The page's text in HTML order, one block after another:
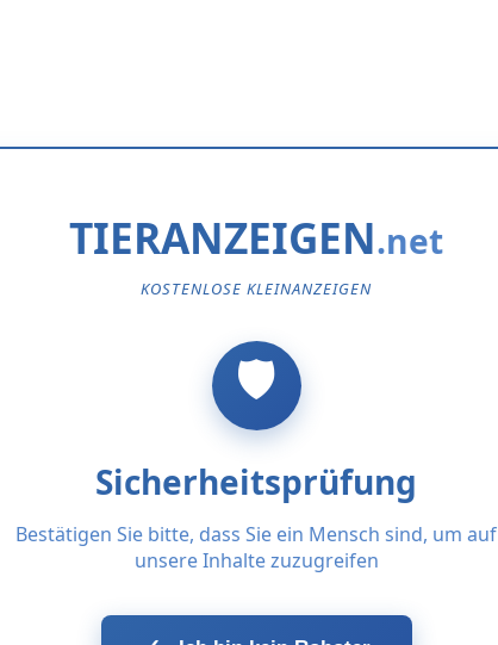
TIERANZEIGEN
KOSTENLOSE KLEINANZEIGEN
Sicherheitsprüfung
Bestätigen Sie bitte, dass Sie ein Mensch sind, um auf
unsere Inhalte zuzugreifen